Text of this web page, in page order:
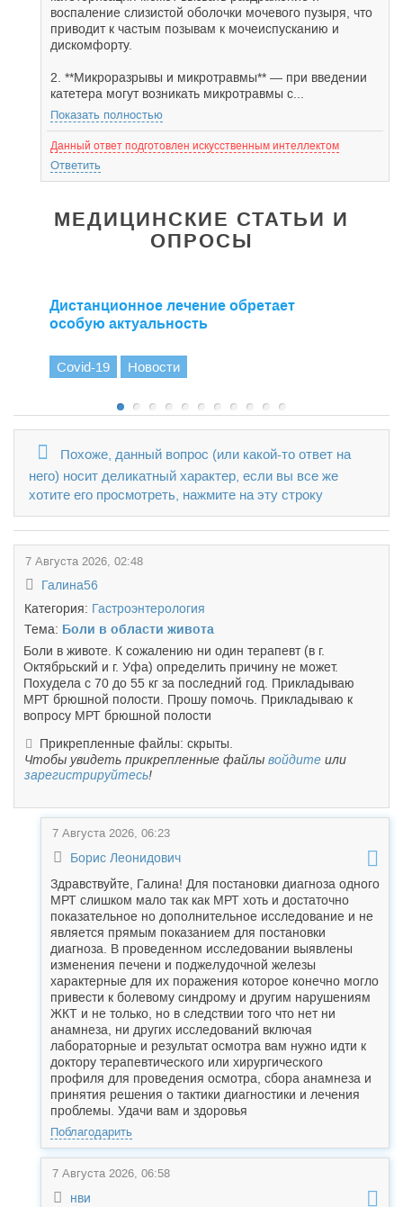
воспаление слизистой оболочки мочевого пузыря, что
приводит к частым позывам к мочеиспусканию и
дискомфорту.
2. **Микроразрывы и микротравмы** — при введении
катетера могут возникать микротравмы с...
Показать полностью
Данный ответ подготовлен искусственным интеллектом
Ответить
МЕДИЦИНСКИЕ СТАТЬИ И
ОПРОСЫ
Дистанционное лечение обретает
особую актуальность
Covid-19 Новости
Похоже, данный вопрос (или какой-то ответ на
него) носит деликатный характер, если вы все же
хотите его просмотреть, нажмите на эту строку
7 Августа 2026, 02:48
Галина56
Категория: Гастроэнтерология
Тема: Боли в области живота
Боли в животе. К сожалению ни один терапевт (в г.
Октябрьский и г. Уфа) определить причину не может.
Похудела с 70 до 55 кг за последний год. Прикладываю
МРТ брюшной полости. Прошу помочь. Прикладываю к
вопросу МРТ брюшной полости
Прикрепленные файлы: скрыты.
Чтобы увидеть прикрепленные файлы войдите или
зарегистрируйтесь!
7 Августа 2026, 06:23
Борис Леонидович
Здравствуйте, Галина! Для постановки диагноза одного
МРТ слишком мало так как МРТ хоть и достаточно
показательное но дополнительное исследование и не
является прямым показанием для постановки
диагноза. В проведенном исследовании выявлены
изменения печени и поджелудочной железы
характерные для их поражения которое конечно могло
привести к болевому синдрому и другим нарушениям
ЖКТ и не только, но в следствии того что нет ни
анамнеза, ни других исследований включая
лабораторные и результат осмотра вам нужно идти к
доктору терапевтического или хирургического
профиля для проведения осмотра, сбора анамнеза и
принятия решения о тактики диагностики и лечения
проблемы. Удачи вам и здоровья
Поблагодарить
7 Августа 2026, 06:58
нви